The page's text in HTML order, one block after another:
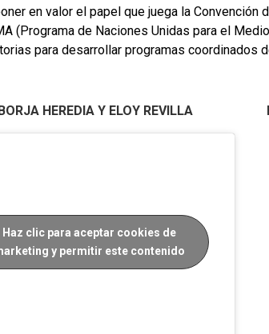
en valor el papel que juega la
(Programa de Naciones Unidas para el
para desarrollar programas coordinados
HEREDIA Y ELOY REVILLA
Haz clic para aceptar cookies de
y permitir este contenido